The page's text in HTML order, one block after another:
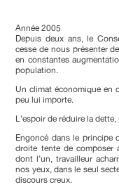
Articles
Contact
Liens
PDC cantonal
Devenir membre
Année 2005
Depuis deux ans, le
cesse de nous présenter
en constantes
population.
Un climat économique en
peu lui importe.
L’espoir de réduire la dette,
Engoncé dans le principe
droite tente de composer
dont l’un, travailleur
nos yeux, dans le seul
discours creux.